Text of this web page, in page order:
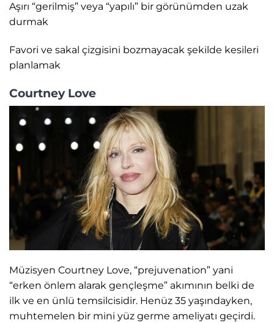
Aşırı “gerilmiş” veya “yapılı” bir görünümden uzak
durmak
Favori ve sakal çizgisini bozmayacak şekilde kesileri
planlamak
Courtney Love
Müzisyen Courtney Love, “prejuvenation” yani
“erken önlem alarak gençleşme” akımının belki de
ilk ve en ünlü temsilcisidir. Henüz 35 yaşındayken,
muhtemelen bir mini yüz germe ameliyatı geçirdi.